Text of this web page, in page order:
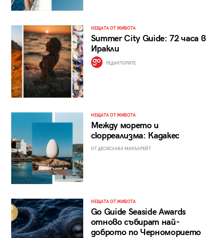
НЕЩАТА ОТ ЖИВОТА
Summer City Guide: 72 часа в
Иракли
РЕДАКТОРИТЕ
НЕЩАТА ОТ ЖИВОТА
Между морето и
сюрреализма: Кадакес
ОТ ДЕСИСЛАВА МАКЪЛРЕЙТ
НЕЩАТА ОТ ЖИВОТА
Go Guide Seaside Awards
отново събират най-
доброто по Черноморието